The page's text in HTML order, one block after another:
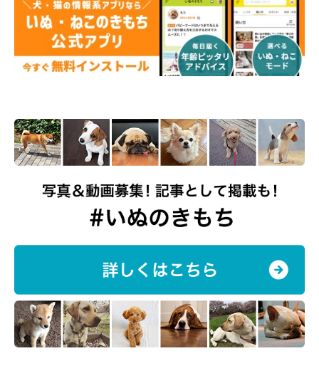
家の中にいるのに、愛犬がすぐにあとをついて来るのが可愛